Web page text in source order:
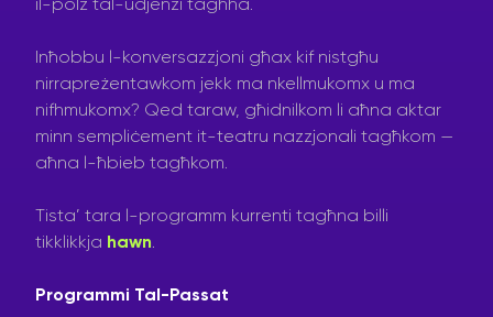
il-polz tal-udjenzi tagħha.
Inħobbu l-konversazzjoni għax kif nistgħu
nirrapreżentawkom jekk ma nkellmukomx u ma
nifhmukomx? Qed taraw, għidnilkom li aħna aktar
minn sempliċement it-teatru nazzjonali tagħkom —
aħna l-ħbieb tagħkom.
Tista’ tara l-programm kurrenti tagħna billi
tikklikkja hawn.
Programmi Tal-Passat